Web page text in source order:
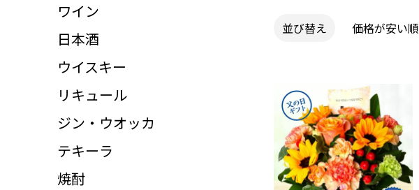
ワイン
日本酒
ウイスキー
リキュール
ジン・ウオッカ
テキーラ
焼酎
並び替え 価格が安い順